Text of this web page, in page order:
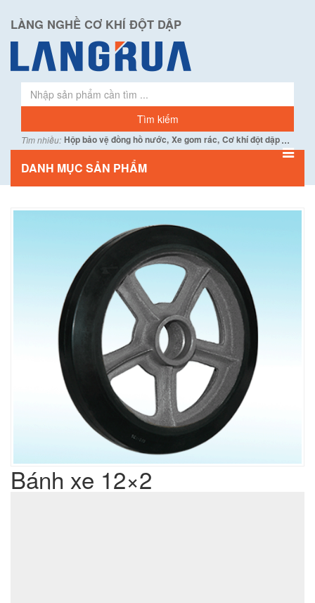
LÀNG NGHỀ CƠ KHÍ ĐỘT DẬP
Tìm nhiều: Hộp bảo vệ đồng hồ nước, Xe gom rác, Cơ khí đột dập...
DANH MỤC SẢN PHẨM
Bánh xe 12×2